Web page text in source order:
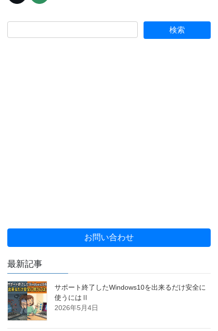
お問い合わせ
最新記事
サポート終了したWindows10を出来るだけ安全に
使うにはⅡ
2026年5月4日